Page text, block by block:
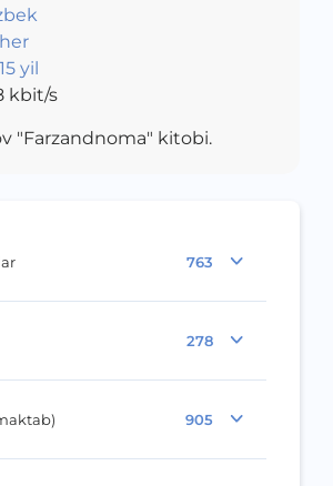
763
278
905
yil
kbit/s
"Farzandnoma" kitobi.